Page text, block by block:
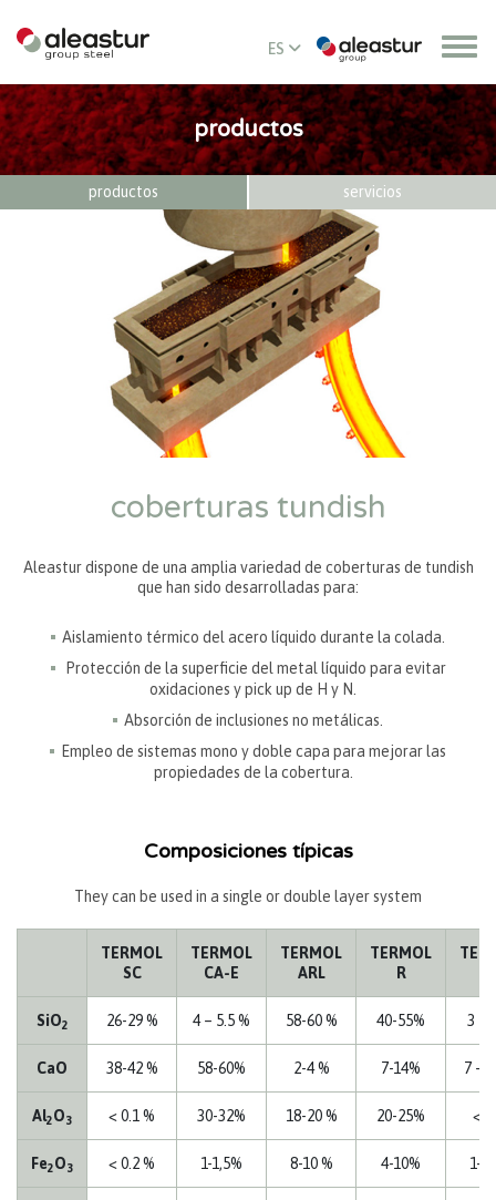
ES
productos
productos servicios
coberturas tundish
Aleastur dispone de una amplia variedad de coberturas de tundish
que han sido desarrolladas para:
Aislamiento térmico del acero líquido durante la colada.
Protección de la superficie del metal líquido para evitar
oxidaciones y pick up de H y N.
Absorción de inclusiones no metálicas.
Empleo de sistemas mono y doble capa para mejorar las
propiedades de la cobertura.
Composiciones típicas
They can be used in a single or double layer system
TERMOL
SC
TERMOL
CA-E
TERMOL
ARL
TERMOL
R
SiO2 26-29 % 4 – 5.5 % 58-60 % 40-55% 3 –
CaO 38-42 % 58-60% 2-4 % 7-14% 7 –
Al2O3 < 0.1 % 30-32% 18-20 % 20-25% < 1
Fe2O3 < 0.2 % 1-1,5% 8-10 % 4-10% 1-